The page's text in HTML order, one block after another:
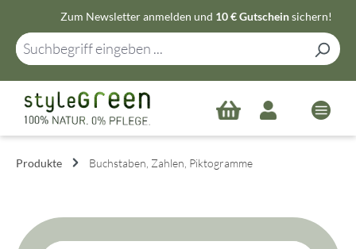
Zum Hauptinhalt springen
Zum Newsletter anmelden und 10 € Gutscheinsichern!
Produkte Buchstaben, Zahlen, Piktogramme
Bildergalerie überspringen